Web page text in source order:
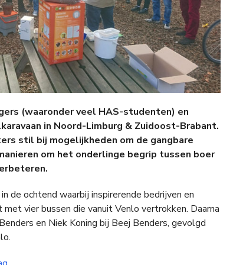
(waaronder veel HAS-studenten) en
in Noord-Limburg & Zuidoost-Brabant.
stil bij mogelijkheden om de gangbare
om het onderlinge begrip tussen boer
de ochtend waarbij inspirerende bedrijven en
vier bussen die vanuit Venlo vertrokken. Daarna
en Niek Koning bij Beej Benders, gevolgd